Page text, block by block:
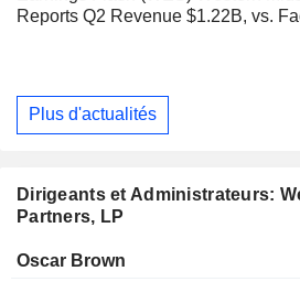
Reports Q2 Revenue $1.22B, vs.
Plus d'actualités
Dirigeants et Administrateurs:
Partners, LP
Dirigeant Titre
Oscar Brown